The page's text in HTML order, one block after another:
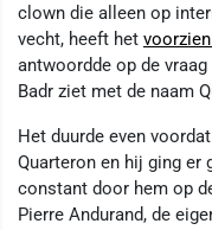
clown die alleen op
vecht, heeft het
antwoordde op de
Badr ziet met de naam
Het duurde even
Quarteron en hij ging er
constant door hem op
Pierre Andurand, de